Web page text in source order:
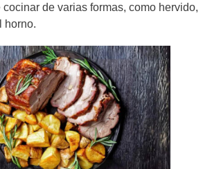
de varias formas, como hervido,
horno.